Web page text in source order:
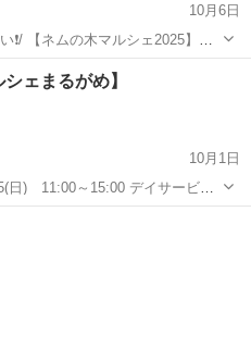
10月6日
❗/ 【ネムの木マルシェ2025】
ループホーム円座』 高松市円
座町西村94-1 ※小雨決行•荒天中止 もっとこの施設や施設で働...
/お祭り マルシェ
ェまるがめ】
10月1日
日) 11:00～15:00 デイサービス
258-1 ※小雨決行•荒天中止 も